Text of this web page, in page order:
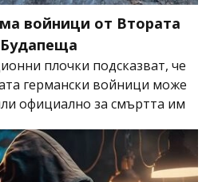
войници от Втората
плочки подсказват, че
германски войници може
официално за смъртта им